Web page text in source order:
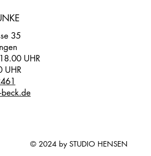
35
UHR
UHR
beck.de
© 2024 by STUDIO HENSEN